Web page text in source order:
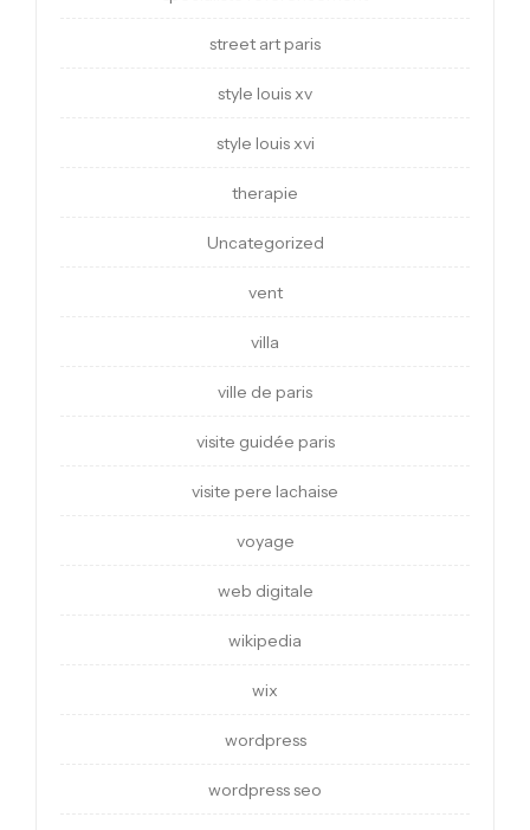
street art paris
style louis xv
style louis xvi
therapie
Uncategorized
vent
villa
ville de paris
visite guidée paris
visite pere lachaise
voyage
web digitale
wikipedia
wix
wordpress
wordpress seo